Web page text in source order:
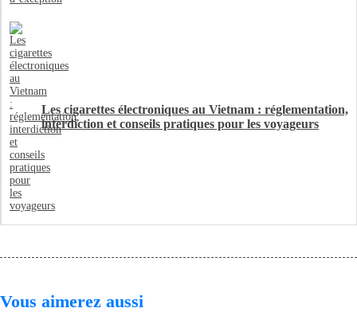
Les cigarettes électroniques au Vietnam : réglementation,
interdiction et conseils pratiques pour les voyageurs
Vous aimerez aussi